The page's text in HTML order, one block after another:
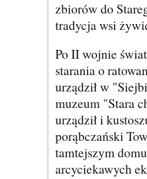
zbiorów do
tradycja wsi
Po II wojnie
starania o
urządził w
muzeum "Stara
urządził i
porąbczański
tamtejszym
arcyciekawych